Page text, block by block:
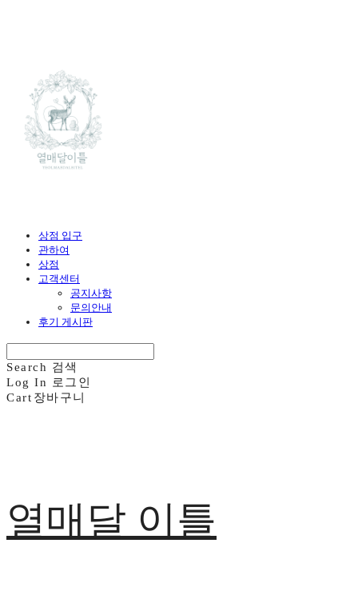
상점 입구
관하여
상점
고객센터
공지사항
문의안내
후기 게시판
Search 검색
Log In
로그인
Cart 장바구니
열매달 이틀